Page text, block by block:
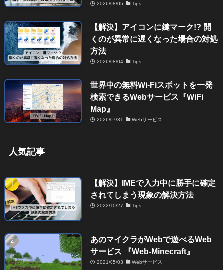
2026/08/05 Tips
【解決】アイコンに鍵マーク!? 開
くのが異常に遅くなった場合の対処
方法
2026/08/04 Tips
世界中の無料Wi-Fiスポットを一発
検索できるWebサービス『WiFi
Map』
2026/07/31 Webサービス
人気記事
【解決】IMEで入力中に勝手に確定
されてしまう現象の解決方法
2022/10/27 Tips
あのマイクラがWebで遊べるWeb
サービス 『Web-Minecraft』
2021/05/03 Webサービス